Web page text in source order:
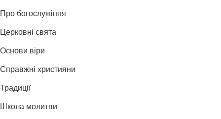
Про богослужіння
Церковні свята
Основи віри
Справжні християни
Традиції
Школа молитви